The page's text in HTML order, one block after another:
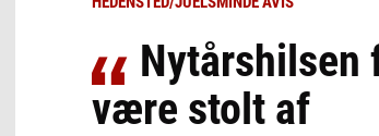
Nytårshilsen
være stolt af